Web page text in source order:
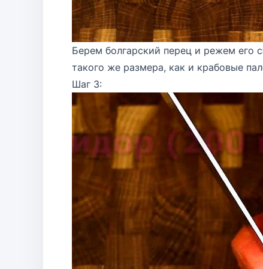
Берем болгарский перец и режем его
такого же размера, как и крабовые
Шаг 3: